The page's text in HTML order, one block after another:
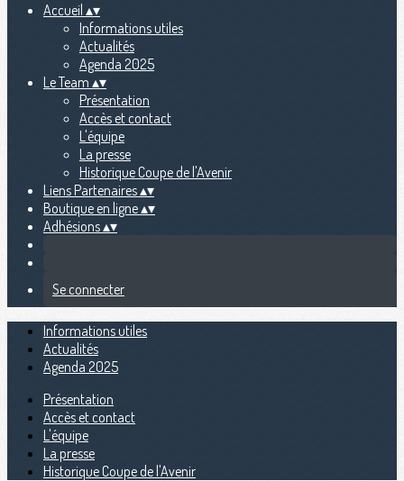
Accueil ▴▾
Informations utiles
Actualités
Agenda 2025
Le Team ▴▾
Présentation
Accès et contact
L'équipe
La presse
Historique Coupe de l'Avenir
Liens Partenaires▴▾
Boutique en ligne▴▾
Adhésions▴▾
Se connecter
Informations utiles
Actualités
Agenda 2025
Présentation
Accès et contact
L'équipe
La presse
Historique Coupe de l'Avenir